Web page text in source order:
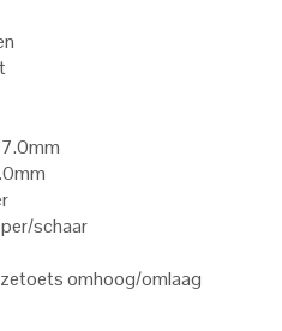
schaar
omhoog/omlaag